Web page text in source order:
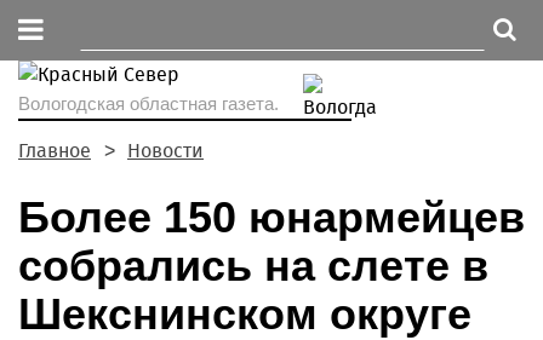
Вологодская областная газета.
Главное Новости
Более 150 юнармейцев
собрались на слете в
Шекснинском округе